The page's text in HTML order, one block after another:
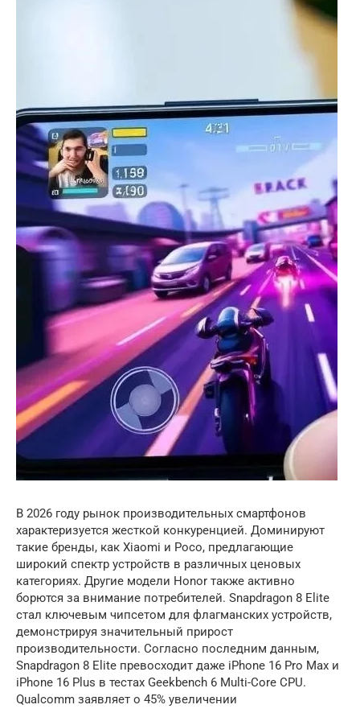
В 2026 году рынок производительных смартфонов
характеризуется жесткой конкуренцией. Доминируют
такие бренды, как Xiaomi и Poco, предлагающие
широкий спектр устройств в различных ценовых
категориях. Другие модели Honor также активно
борются за внимание потребителей. Snapdragon 8 Elite
стал ключевым чипсетом для флагманских устройств,
демонстрируя значительный прирост
производительности. Согласно последним данным,
Snapdragon 8 Elite превосходит даже iPhone 16 Pro Max и
iPhone 16 Plus в тестах Geekbench 6 Multi-Core CPU.
Qualcomm заявляет о 45% увеличении